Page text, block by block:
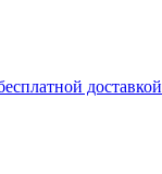
доставкой